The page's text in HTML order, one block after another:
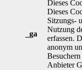
_ga
Dieses
Dieses
Sitzungs-
Nutzung
erfassen.
anonym
Anbieter